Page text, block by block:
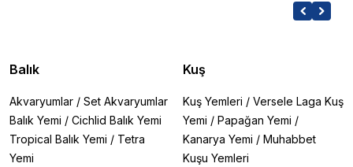
Balık
Akvaryumlar / Set Akvaryumlar
Balık Yemi / Cichlid Balık Yemi
Tropical Balık Yemi / Tetra
Yemi
Kuş
Kuş Yemleri / Versele Laga Kuş
Yemi / Papağan Yemi /
Kanarya Yemi / Muhabbet
Kuşu Yemleri